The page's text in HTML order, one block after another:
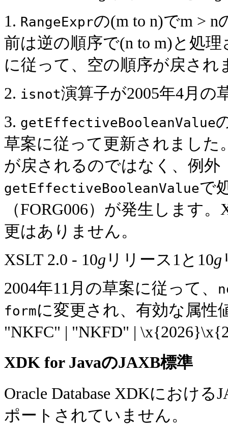
1. RangeExprの(m to n)でm >
前は逆の順序で(n to m)と処
に従って、空の順序が戻され
2. isnot演算子が2005年4月の
3. getEffectiveBooleanValue
草案に従って更新されました
が戻されるのではなく、例外
getEffectiveBooleanValueで
（FORG006）が発生します。
更はありません。
XSLT 2.0 - 10g リリース1と10g
2004年11月の草案に従って、
formに変更され、有効な属性
"NKFC" | "NKFD" |
XDK for JavaのJAXB標準
Oracle Database XDKにおけ
ポートされていません。